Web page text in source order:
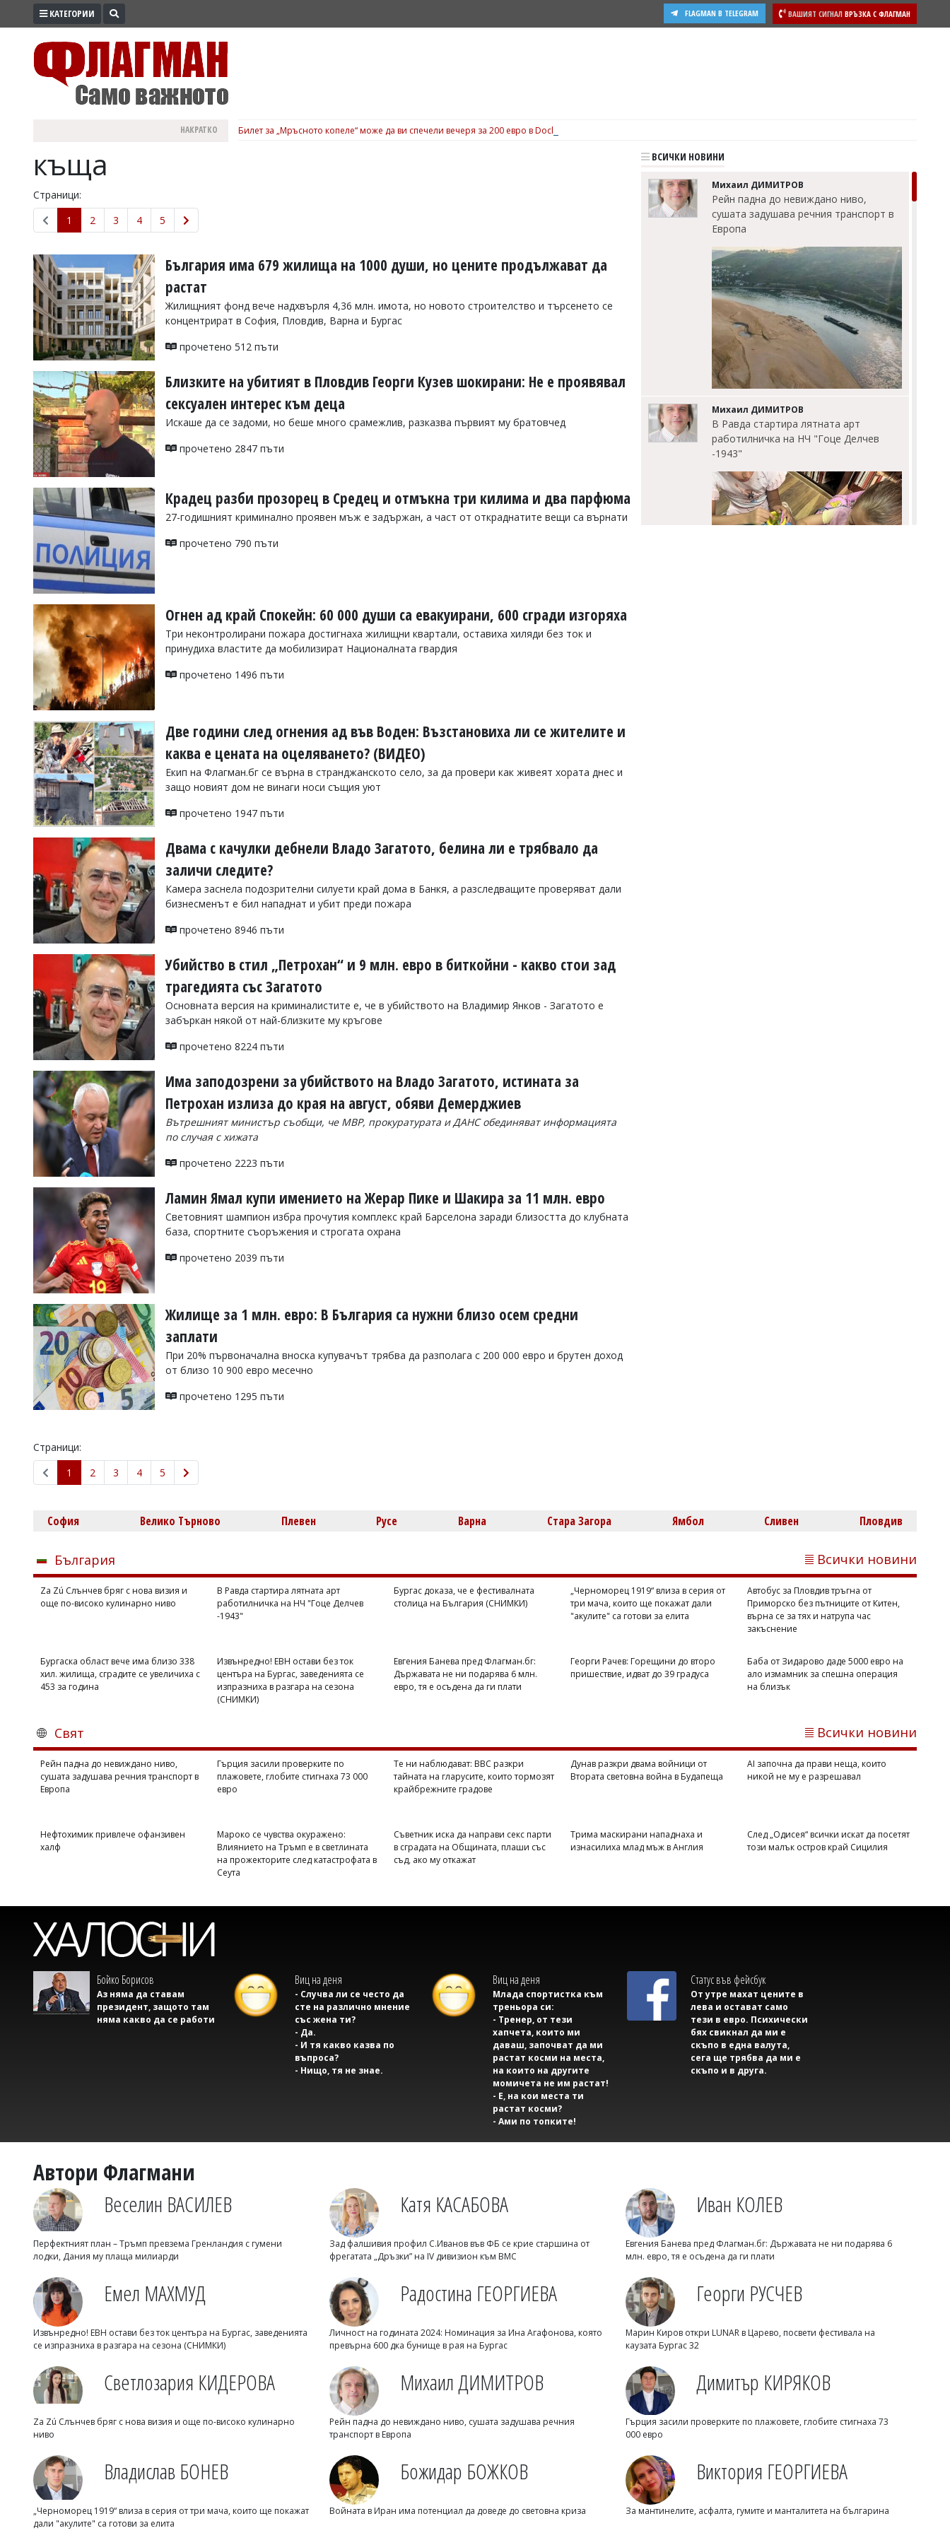
ПРОМО
ЗДРАВЕ
ПОЛИТИКА
ОБЩИНИ
ОБЩЕСТВО
ЛАЙФСТАЙЛ
ВОЙНАТА
УКРАЙНА
СПОРТ
РАЗСЛЕДВАНЕ
БИЗНЕС
Управители:
Веселин
Василев,
v.vasilev@flagman.bg
Касабова,
k.kassabova@flagman.bg
редактор:
Колев,
office@flagman.bg
Коментарите
статиите
въвеждат
читателите
редакцията
отговорност
откриете
коментар,
сигнализирайте
КАТЕГОРИИ ВАШИЯТ СИГНАЛ ВРЪЗКА С ФЛАГМАН
FLAGMAN В TELEGRAM
НАКРАТКО Билет за „Мръсното копеле“ може да ви спечели вечеря за 200 евро в Dock 5, вижте подробности
къща
Страници:
1
2 3 4 5
България има 679 жилища на 1000 души, но цените продължават да
растат
Жилищният фонд вече надхвърля 4,36 млн. имота, но новото строителство и търсенето се
концентрират в София, Пловдив, Варна и Бургас
прочетено 512 пъти
Близките на убитият в Пловдив Георги Кузев шокирани: Не е проявявал
сексуален интерес към деца
Искаше да се задоми, но беше много срамежлив, разказва първият му братовчед
прочетено 2847 пъти
Крадец разби прозорец в Средец и отмъкна три килима и два парфюма
27-годишният криминално проявен мъж е задържан, а част от откраднатите вещи са върнати
прочетено 790 пъти
Огнен ад край Спокейн: 60 000 души са евакуирани, 600 сгради изгоряха
Три неконтролирани пожара достигнаха жилищни квартали, оставиха хиляди без ток и
принудиха властите да мобилизират Националната гвардия
прочетено 1496 пъти
Две години след огнения ад във Воден: Възстановиха ли се жителите и
каква е цената на оцеляването? (ВИДЕО)
Екип на Флагман.бг се върна в странджанското село, за да провери как живеят хората днес и
защо новият дом не винаги носи същия уют
прочетено 1947 пъти
Двама с качулки дебнели Владо Загатото, белина ли е трябвало да
заличи следите?
Камера заснела подозрителни силуети край дома в Банкя, а разследващите проверяват дали
бизнесменът е бил нападнат и убит преди пожара
прочетено 8946 пъти
Убийство в стил „Петрохан“ и 9 млн. евро в биткойни - какво стои зад
трагедията със Загатото
Основната версия на криминалистите е, че в убийството на Владимир Янков - Загатото е
забъркан някой от най-близките му кръгове
прочетено 8224 пъти
Има заподозрени за убийството на Владо Загатото, истината за
Петрохан излиза до края на август, обяви Демерджиев
Вътрешният министър съобщи, че МВР, прокуратурата и ДАНС обединяват информацията
по случая с хижата
прочетено 2223 пъти
Ламин Ямал купи имението на Жерар Пике и Шакира за 11 млн. евро
Световният шампион избра прочутия комплекс край Барселона заради близостта до клубната
база, спортните съоръжения и строгата охрана
прочетено 2039 пъти
Жилище за 1 млн. евро: В България са нужни близо осем средни
заплати
При 20% първоначална вноска купувачът трябва да разполага с 200 000 евро и брутен доход
от близо 10 900 евро месечно
прочетено 1295 пъти
Страници:
1
2 3 4 5
ВСИЧКИ НОВИНИ
Михаил ДИМИТРОВ
Рейн падна до невиждано ниво,
сушата задушава речния транспорт в
Европа
Михаил ДИМИТРОВ
В Равда стартира лятната арт
работилничка на НЧ "Гоце Делчев
-1943"
453 за година
Михаил ДИМИТРОВ
на прожекторите след катастрофата в
пришествие, идват до 39 градуса
София Велико Търново Плевен Русе Варна Стара Загора Ямбол Сливен Пловдив
България Всички новини
Za Zú Слънчев бряг с нова визия и
още по-високо кулинарно ниво
В Равда стартира лятната арт
работилничка на НЧ "Гоце Делчев
-1943"
Бургас доказа, че е фестивалната
столица на България (СНИМКИ)
„Черноморец 1919“ влиза в серия от
три мача, които ще покажат дали
"акулите" са готови за елита
Автобус за Пловдив тръгна от
Приморско без пътниците от Китен,
върна се за тях и натрупа час
закъснение
Бургаска област вече има близо 338
хил. жилища, сградите се увеличиха с
453 за година
Извънредно! ЕВН остави без ток
центъра на Бургас, заведенията се
изпразниха в разгара на сезона
(СНИМКИ)
Евгения Банева пред Флагман.бг:
Държавата не ни подарява 6 млн.
евро, тя е осъдена да ги плати
Георги Рачев: Горещини до второ
пришествие, идват до 39 градуса
Баба от Зидарово даде 5000 евро на
ало измамник за спешна операция
на близък
Свят Всички новини
Рейн падна до невиждано ниво,
сушата задушава речния транспорт в
Европа
Гърция засили проверките по
плажовете, глобите стигнаха 73 000
евро
Те ни наблюдават: BBC разкри
тайната на гларусите, които тормозят
крайбрежните градове
Дунав разкри двама войници от
Втората световна война в Будапеща
AI започна да прави неща, които
никой не му е разрешавал
Нефтохимик привлече офанзивен
халф
Мароко се чувства окуражено:
Влиянието на Тръмп е в светлината
на прожекторите след катастрофата в
Сеута
Съветник иска да направи секс парти
в сградата на Общината, плаши със
съд, ако му откажат
Трима маскирани нападнаха и
изнасилиха млад мъж в Англия
След „Одисея“ всички искат да посетят
този малък остров край Сицилия
Бойко Борисов
Аз няма да ставам
президент, защото там
няма какво да се работи
Виц на деня
- Случва ли се често да
сте на различно мнение
със жена ти?
- Да.
- И тя какво казва по
въпроса?
- Нищо, тя не знае.
Виц на деня
Млада спортистка към
треньора си:
- Тренер, от тези
хапчета, които ми
даваш, започват да ми
растат косми на места,
на които на другите
момичета не им растат!
- Е, на кои места ти
растат косми?
- Ами по топките!
Статус във фейсбук
От утре махат цените в
лева и остават само
тези в евро. Психически
бях свикнал да ми е
скъпо в една валута,
сега ще трябва да ми е
скъпо и в друга.
Автори Флагмани
Веселин ВАСИЛЕВ
Перфектният план – Тръмп превзема Гренландия с гумени
лодки, Дания му плаща милиарди
Катя КАСАБОВА
Зад фалшивия профил С.Иванов във ФБ се крие старшина от
фрегатата „Дръзки” на IV дивизион към ВМС
Иван КОЛЕВ
Евгения Банева пред Флагман.бг: Държавата не ни подарява 6
млн. евро, тя е осъдена да ги плати
Емел МАХМУД
Извънредно! ЕВН остави без ток центъра на Бургас, заведенията
се изпразниха в разгара на сезона (СНИМКИ)
Радостина ГЕОРГИЕВА
Личност на годината 2024: Номинация за Ина Агафонова, която
превърна 600 дка бунище в рая на Бургас
Георги РУСЧЕВ
Марин Киров откри LUNAR в Царево, посвети фестивала на
каузата Бургас 32
Светлозария КИДЕРОВА
Za Zú Слънчев бряг с нова визия и още по-високо кулинарно
ниво
Михаил ДИМИТРОВ
Рейн падна до невиждано ниво, сушата задушава речния
транспорт в Европа
Димитър КИРЯКОВ
Гърция засили проверките по плажовете, глобите стигнаха 73
000 евро
Владислав БОНЕВ
„Черноморец 1919“ влиза в серия от три мача, които ще покажат
дали "акулите" са готови за елита
Божидар БОЖКОВ
Войната в Иран има потенциал да доведе до световна криза
Виктория ГЕОРГИЕВА
За мантинелите, асфалта, гумите и манталитета на българина